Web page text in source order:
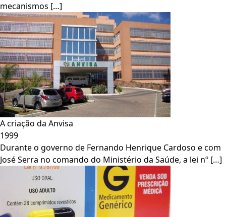
mecanismos […]
A criação da Anvisa
1999
Durante o governo de Fernando Henrique Cardoso e com
José Serra no comando do Ministério da Saúde, a lei nº […]